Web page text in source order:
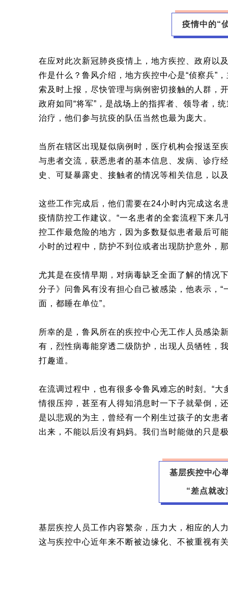
疫情中的“
在应对此次新冠肺炎疫情上，地方疾控、政府以
作是什么？鲁风介绍，地方疾控中心是“侦察兵”
索及时上报，尽快管理与病例密切接触的人群，
政府如同“将军”，是战场上的指挥者、领导者，
治疗，他们参与抗疫的队伍当然也最为庞大。
当所在辖区出现疑似病例时，医疗机构会报送至
与患者交流，获悉患者的基本信息、发病、诊疗
史、可疑暴露史、接触者的情况等相关信息，以
这些工作完成后，他们需要在24小时内完成这名
疫情防控工作建议。“一名患者的全套流程下来
控工作最危险的地方，因为多数疑似患者最后可
小时的过程中，防护不到位或者出现防护意外，
尤其是在疫情早期，对病毒缺乏全面了解的情况
分子》问鲁风有没有担心自己被感染，他表示，
面，都睡在单位”。
所幸的是，鲁风所在的疾控中心无工作人员感染
有，烈性病毒能穿透二级防护，出现人员牺牲，
打趣道。
在流调过程中，也有很多令鲁风难忘的时刻。“
情很压抑，甚至有人得知消息时一下子就晕倒，
是以悲观的为主，曾经有一个刚生过孩子的女患
出来，不能以后没有妈妈。我们当时能做的只是
基层疾控中心
“差点就改
基层疾控人员工作内容繁杂，压力大，相应的人
这与疾控中心近年来不断被边缘化、不被重视有